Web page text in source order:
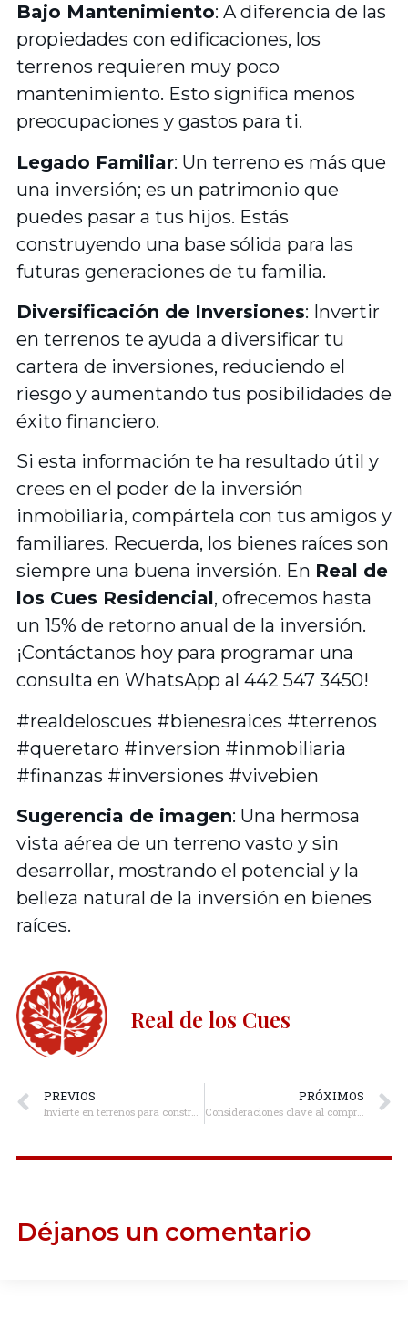
Bajo Mantenimiento: A diferencia de las
propiedades con edificaciones, los
terrenos requieren muy poco
mantenimiento. Esto significa menos
preocupaciones y gastos para ti.
Legado Familiar: Un terreno es más que
una inversión; es un patrimonio que
puedes pasar a tus hijos. Estás
construyendo una base sólida para las
futuras generaciones de tu familia.
Diversificación de Inversiones: Invertir
en terrenos te ayuda a diversificar tu
cartera de inversiones, reduciendo el
riesgo y aumentando tus posibilidades de
éxito financiero.
Si esta información te ha resultado útil y
crees en el poder de la inversión
inmobiliaria, compártela con tus amigos y
familiares. Recuerda, los bienes raíces son
siempre una buena inversión. En Real de
los Cues Residencial , ofrecemos hasta
un 15% de retorno anual de la inversión.
¡Contáctanos hoy para programar una
consulta en WhatsApp al 442 547 3450!
#realdeloscues #bienesraices #terrenos
#queretaro #inversion #inmobiliaria
#finanzas #inversiones #vivebien
Sugerencia de imagen: Una hermosa
vista aérea de un terreno vasto y sin
desarrollar, mostrando el potencial y la
belleza natural de la inversión en bienes
raíces.
Real de los Cues
PREVIOS
Invierte en terrenos para construir tu patrimonio
PRÓXIMOS
Consideraciones clave al comprar terreno para tu futura casa de ensueño
Déjanos un comentario